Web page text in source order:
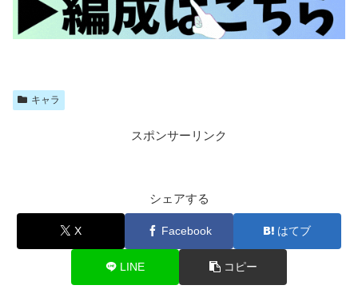
キャラ
スポンサーリンク
シェアする
X Facebook はてブ
LINE コピー